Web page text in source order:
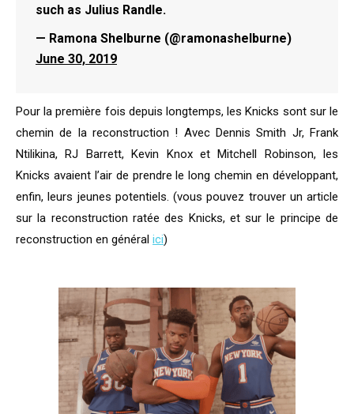
such as Julius Randle.
— Ramona Shelburne (@ramonashelburne)
June 30, 2019
Pour la première fois depuis longtemps, les Knicks sont sur le
chemin de la reconstruction ! Avec Dennis Smith Jr, Frank
Ntilikina, RJ Barrett, Kevin Knox et Mitchell Robinson, les
Knicks avaient l’air de prendre le long chemin en développant,
enfin, leurs jeunes potentiels. (vous pouvez trouver un article
sur la reconstruction ratée des Knicks, et sur le principe de
reconstruction en général ici)